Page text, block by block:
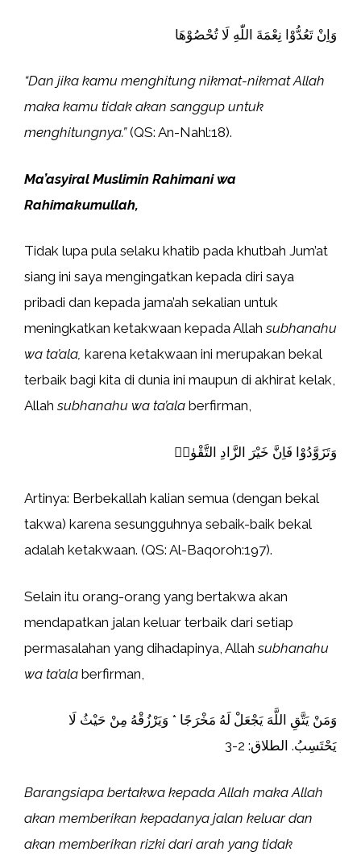
وَاِنْ تَعُدُّوْا نِعْمَةَ اللّٰهِ لَا تُحْصُوْهَا
“Dan jika kamu menghitung nikmat-nikmat Allah
maka kamu tidak akan sanggup untuk
menghitungnya.”(QS: An-Nahl:18).
Ma’asyiral Muslimin Rahimani wa
Rahimakumullah,
Tidak lupa pula selaku khatib pada khutbah Jum’at
siang ini saya mengingatkan kepada diri saya
pribadi dan kepada jama’ah sekalian untuk
meningkatkan ketakwaan kepada Allahsubhanahu
wa ta’ala, karena ketakwaan ini merupakan bekal
terbaik bagi kita di dunia ini maupun di akhirat kelak,
Allahsubhanahu wa ta’ala berfirman,
وَتَزَوَّدُوْا فَاِنَّ خَيْرَ الزَّادِ التَّقْوٰىۖ
Artinya: Berbekallah kalian semua (dengan bekal
takwa) karena sesungguhnya sebaik-baik bekal
adalah ketakwaan. (QS: Al-Baqoroh:197).
Selain itu orang-orang yang bertakwa akan
mendapatkan jalan keluar terbaik dari setiap
permasalahan yang dihadapinya, Allahsubhanahu
wa ta’ala berfirman,
وَمَنْ يَتَّقِ اللَّهَ يَجْعَلْ لَهُ مَخْرَجًا * وَيَرْزُقْهُ مِنْ حَيْثُ لَا
يَحْتَسِبُ. الطلاق: 2-3
Barangsiapa bertakwa kepada Allah maka Allah
akan memberikan kepadanya jalan keluar dan
akan memberikan rizki dari arah yang tidak